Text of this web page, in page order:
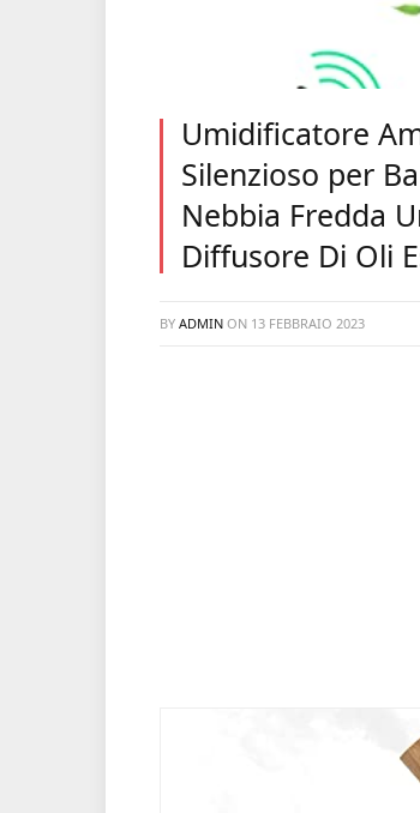
Umidificatore
Silenzioso per
Nebbia Fredda
Diffusore Di Oli
BY ADMIN ON 13 FEBBRAIO 2023